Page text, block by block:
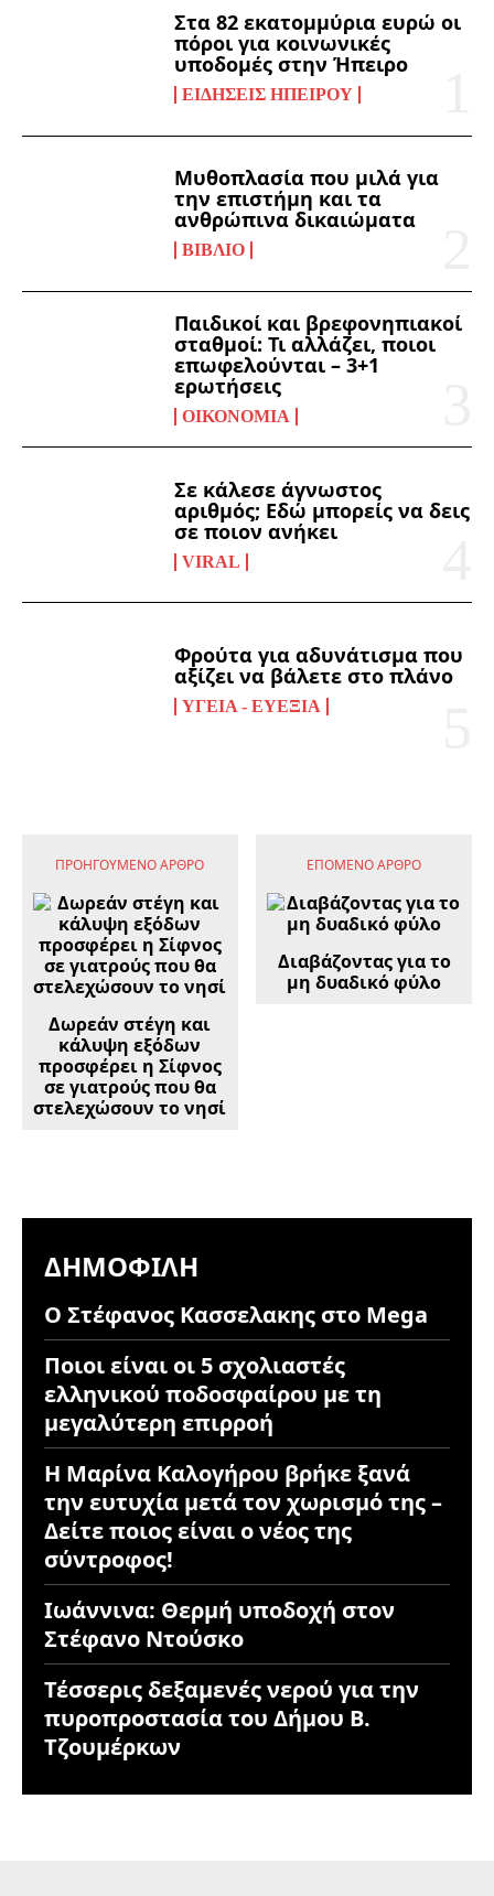
Στα 82 εκατομμύρια ευρώ οι
πόροι για κοινωνικές
υποδομές στην Ήπειρο
ΕΙΔΉΣΕΙΣ ΗΠΕΊΡΟΥ
Μυθοπλασία που μιλά για
την επιστήμη και τα
ανθρώπινα δικαιώματα
ΒΙΒΛΊΟ
Παιδικοί και βρεφονηπιακοί
σταθμοί: Τι αλλάζει, ποιοι
επωφελούνται – 3+1
ερωτήσεις
ΟΙΚΟΝΟΜΊΑ
Σε κάλεσε άγνωστος
αριθμός; Εδώ μπορείς να δεις
σε ποιον ανήκει
VIRAL
Φρούτα για αδυνάτισμα που
αξίζει να βάλετε στο πλάνο
ΥΓΕΊΑ - ΕΥΕΞΊΑ
ΠΡΟΗΓΟΎΜΕΝΟ ΆΡΘΡΟ
Δωρεάν στέγη και
κάλυψη εξόδων
προσφέρει η Σίφνος
σε γιατρούς που θα
στελεχώσουν τo νησί
ΕΠΌΜΕΝΟ ΆΡΘΡΟ
Διαβάζοντας για το
μη δυαδικό φύλο
ΔΗΜΟΦΙΛΉ
Ο Στέφανος Κασσελακης στο Mega
Ποιοι είναι οι 5 σχολιαστές
ελληνικού ποδοσφαίρου με τη
μεγαλύτερη επιρροή
Η Μαρίνα Καλογήρου βρήκε ξανά
την ευτυχία μετά τον χωρισμό της –
Δείτε ποιος είναι ο νέος της
σύντροφος!
Ιωάννινα: Θερμή υποδοχή στον
Στέφανο Ντούσκο
Τέσσερις δεξαμενές νερού για την
πυροπροστασία του Δήμου Β.
Τζουμέρκων